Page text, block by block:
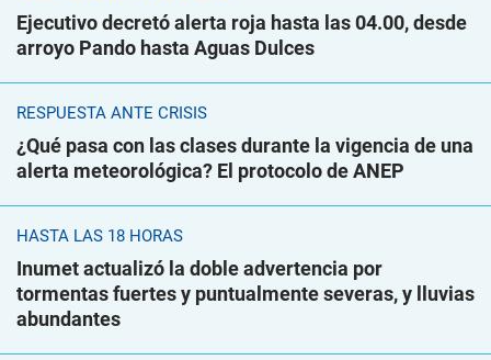
Ejecutivo decretó alerta roja hasta las 04.00, desde
arroyo Pando hasta Aguas Dulces
RESPUESTA ANTE CRISIS
¿Qué pasa con las clases durante la vigencia de una
alerta meteorológica? El protocolo de ANEP
HASTA LAS 18 HORAS
Inumet actualizó la doble advertencia por
tormentas fuertes y puntualmente severas, y lluvias
abundantes